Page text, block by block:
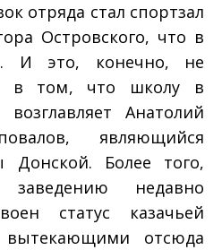
отряда стал спортзал
Островского, что в
И это, конечно, не
в том, что школу в
Анатолий
являющийся
Донской. Более того,
недавно
статус казачьей
отсюда